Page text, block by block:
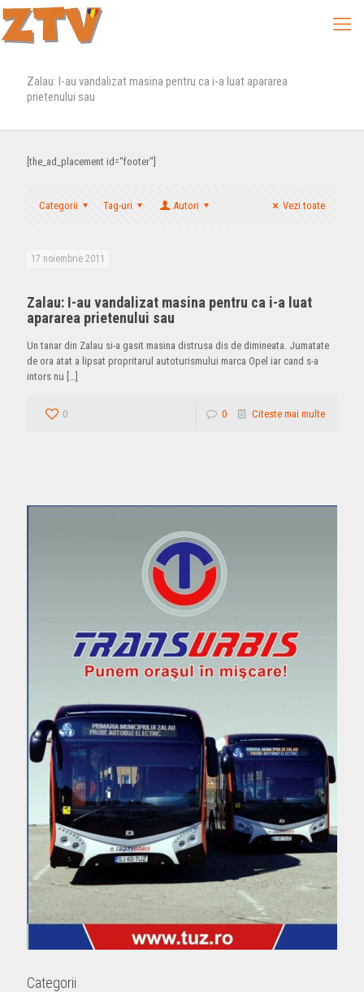
Zalau: I-au vandalizat masina pentru ca i-a luat apararea
prietenului sau
[the_ad_placement id="footer"]
Categorii Tag-uri Autori Vezi toate
17 noiembrie 2011
Zalau: I-au vandalizat masina pentru ca i-a luat
apararea prietenului sau
Un tanar din Zalau si-a gasit masina distrusa dis de dimineata. Jumatate
de ora atat a lipsat propritarul autoturismului marca Opel iar cand s-a
intors nu […]
0 0 Citeste mai multe
Categorii